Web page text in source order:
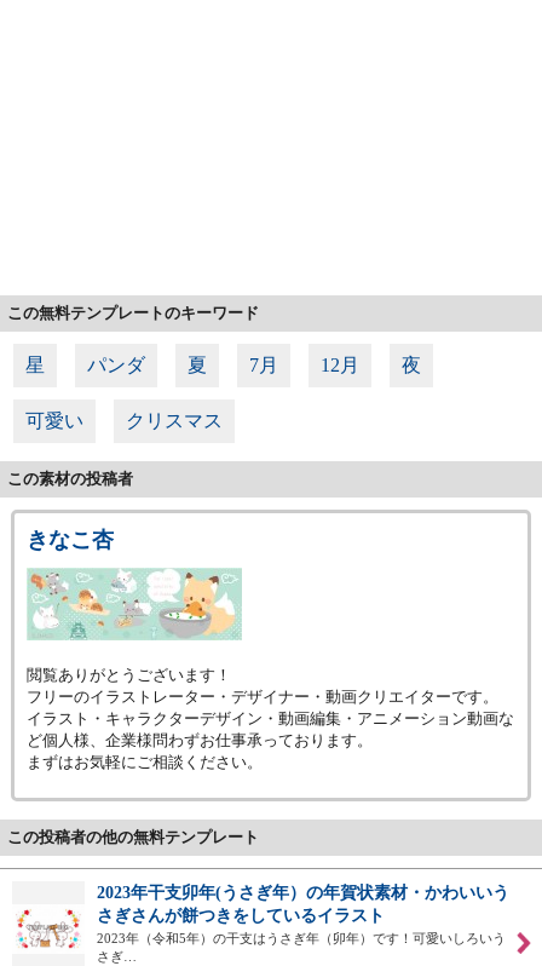
この無料テンプレートのキーワード
星 パンダ 夏 7月 12月 夜
可愛い クリスマス
この素材の投稿者
きなこ杏
閲覧ありがとうございます！
フリーのイラストレーター・デザイナー・動画クリエイターです。
イラスト・キャラクターデザイン・動画編集・アニメーション動画な
ど個人様、企業様問わずお仕事承っております。
まずはお気軽にご相談ください。
この投稿者の他の無料テンプレート
2023年干支卯年(うさぎ年）の年賀状素材・かわいいう
さぎさんが餅つきをしているイラスト
2023年（令和5年）の干支はうさぎ年（卯年）です！可愛いしろいう
さぎ…